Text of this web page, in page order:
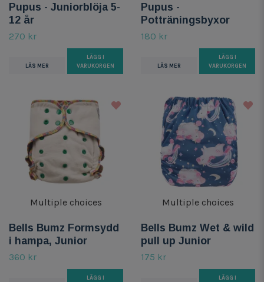
Pupus - Juniorblöja 5-
12 år
270 kr
LÄS MER
LÄGG I
VARUKORGEN
Pupus -
Potträningsbyxor
180 kr
LÄS MER
LÄGG I
VARUKORGEN
Multiple choices
Bells Bumz Formsydd
i hampa, Junior
360 kr
LÄGG I
Multiple choices
Bells Bumz Wet & wild
pull up Junior
175 kr
LÄGG I